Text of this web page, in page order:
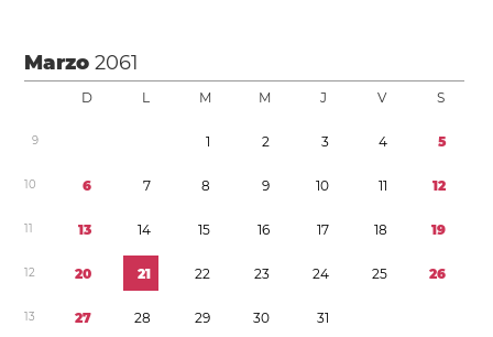
Marzo2061
D L M M J V S
9 1 2 3 4 5
10 6 7 8 9 10 11 12
11 13 14 15 16 17 18 19
12 20 21 22 23 24 25 26
13 27 28 29 30 31